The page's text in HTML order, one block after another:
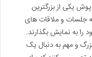
یکی از بزرگترین
جلسات و ملاقات های
را به نمایش بگذارند.
و مهم به دنبال یک